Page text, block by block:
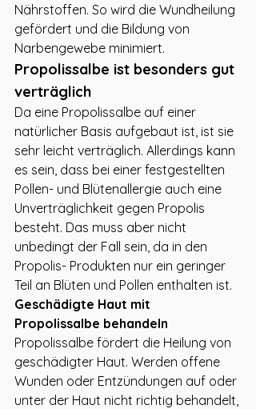
Nährstoffen. So wird die Wundheilung
gefördert und die Bildung von
Narbengewebe minimiert.
Propolissalbe ist besonders gut
verträglich
Da eine Propolissalbe auf einer
natürlicher Basis aufgebaut ist, ist sie
sehr leicht verträglich. Allerdings kann
es sein, dass bei einer festgestellten
Pollen- und Blütenallergie auch eine
Unverträglichkeit gegen Propolis
besteht. Das muss aber nicht
unbedingt der Fall sein, da in den
Propolis- Produkten nur ein geringer
Teil an Blüten und Pollen enthalten ist.
Geschädigte Haut mit
Propolissalbe behandeln
Propolissalbe fördert die Heilung von
geschädigter Haut. Werden offene
Wunden oder Entzündungen auf oder
unter der Haut nicht richtig behandelt,